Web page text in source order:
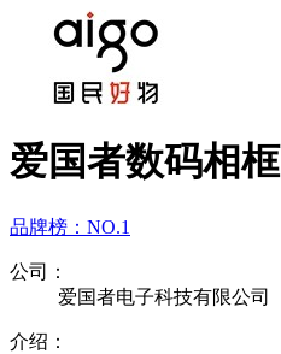
爱国者数码相框
品牌榜： NO.1
公司：
爱国者电子科技有限公司
介绍：